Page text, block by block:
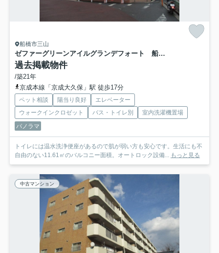
船橋市三山
ゼファーグリーンアイルグランデフォート 船橋市三山１丁目 中古マンション
過去掲載物件
/築21年
京成本線「京成大久保」駅 徒歩17分
ペット相談 陽当り良好
エレベーター
ウォークインクロゼット
バス・トイレ別
室内洗濯機置場
パノラマ
トイレには温水洗浄便座があるので肌が弱い方も安心です。生活にも不
自由のない11.61㎡のバルコニー面積。オートロック設備...
もっと見る
中古マンション